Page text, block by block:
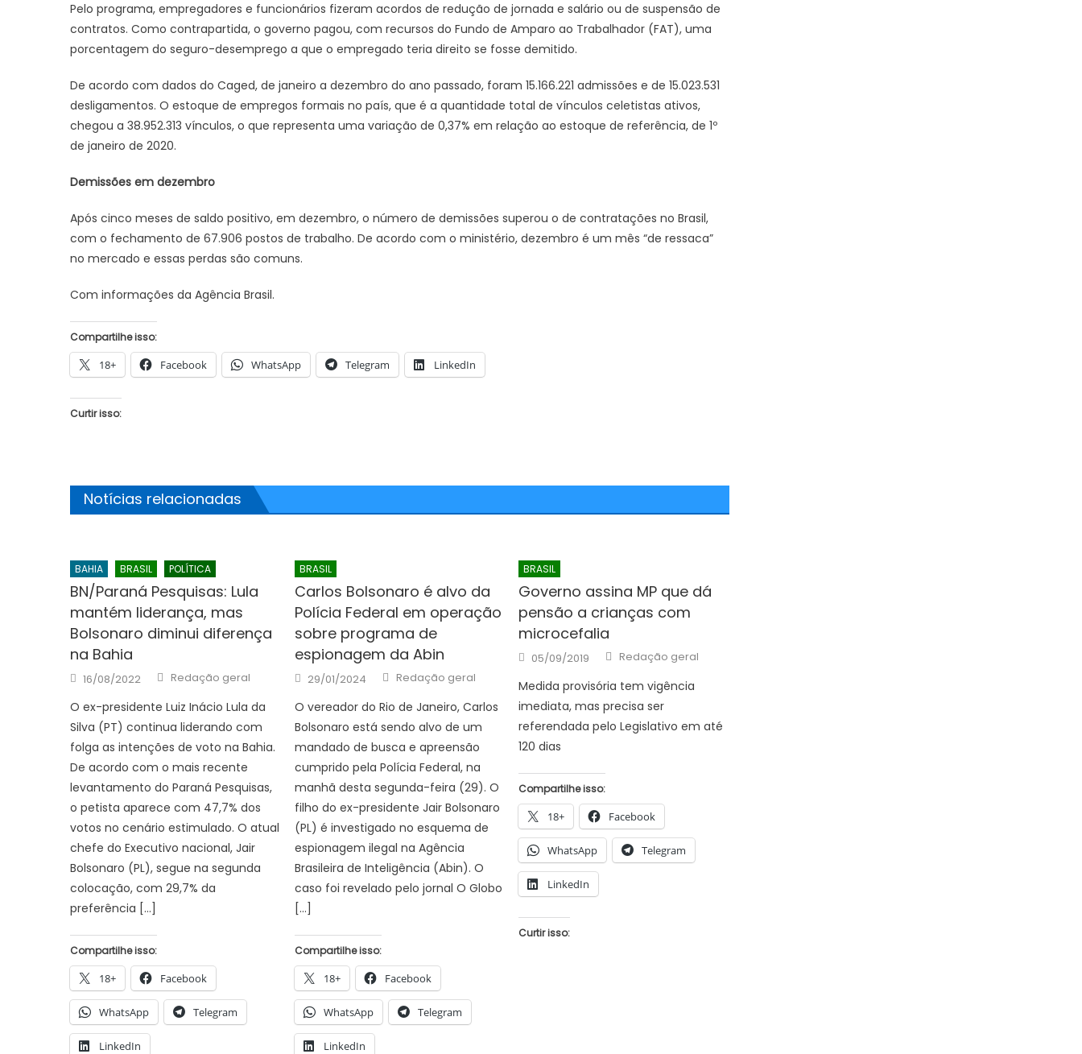
Pelo programa, empregadores e funcionários fizeram acordos de redução de jornada e salário ou de suspensão de
contratos. Como contrapartida, o governo pagou, com recursos do Fundo de Amparo ao Trabalhador (FAT), uma
porcentagem do seguro-desemprego a que o empregado teria direito se fosse demitido.
De acordo com dados do Caged, de janeiro a dezembro do ano passado, foram 15.166.221 admissões e de 15.023.531
desligamentos. O estoque de empregos formais no país, que é a quantidade total de vínculos celetistas ativos,
chegou a 38.952.313 vínculos, o que representa uma variação de 0,37% em relação ao estoque de referência, de 1º
de janeiro de 2020.
Demissões em dezembro
Após cinco meses de saldo positivo, em dezembro, o número de demissões superou o de contratações no Brasil,
com o fechamento de 67.906 postos de trabalho. De acordo com o ministério, dezembro é um mês “de ressaca”
no mercado e essas perdas são comuns.
Com informações da Agência Brasil.
Compartilhe isso:
18+ Facebook WhatsApp Telegram LinkedIn
Curtir isso:
Notícias relacionadas
BAHIA BRASIL POLÍTICA
BN/Paraná Pesquisas: Lula
mantém liderança, mas
Bolsonaro diminui diferença
na Bahia
Posted
on
16/08/2022 Author
Redação geral
O ex-presidente Luiz Inácio Lula da
Silva (PT) continua liderando com
folga as intenções de voto na Bahia.
De acordo com o mais recente
levantamento do Paraná Pesquisas,
o petista aparece com 47,7% dos
votos no cenário estimulado. O atual
chefe do Executivo nacional, Jair
Bolsonaro (PL), segue na segunda
colocação, com 29,7% da
preferência […]
Compartilhe isso:
18+ Facebook
WhatsApp Telegram
LinkedIn
BRASIL
Carlos Bolsonaro é alvo da
Polícia Federal em operação
sobre programa de
espionagem da Abin
Posted
on
29/01/2024 Author
Redação geral
O vereador do Rio de Janeiro, Carlos
Bolsonaro está sendo alvo de um
mandado de busca e apreensão
cumprido pela Polícia Federal, na
manhã desta segunda-feira (29). O
filho do ex-presidente Jair Bolsonaro
(PL) é investigado no esquema de
espionagem ilegal na Agência
Brasileira de Inteligência (Abin). O
caso foi revelado pelo jornal O Globo
[…]
Compartilhe isso:
18+ Facebook
WhatsApp Telegram
LinkedIn
BRASIL
Governo assina MP que dá
pensão a crianças com
microcefalia
Posted
on
05/09/2019 Author
Redação geral
Medida provisória tem vigência
imediata, mas precisa ser
referendada pelo Legislativo em até
120 dias
Compartilhe isso:
18+ Facebook
WhatsApp Telegram
LinkedIn
Curtir isso: